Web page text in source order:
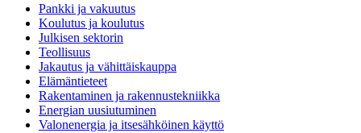
Pankki ja vakuutus
Koulutus ja koulutus
Julkisen sektorin
Teollisuus
Jakautus ja vähittäiskauppa
Elämäntieteet
Rakentaminen ja rakennustekniikka
Energian uusiutuminen
Valonenergia ja itsesähköinen käyttö